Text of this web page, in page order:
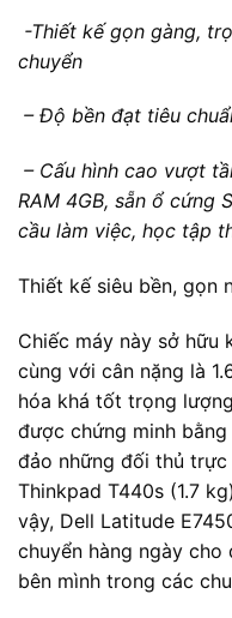
-Thiết kế gọn gàng,
chuyển
– Độ bền đạt tiêu
– Cấu hình cao vượt
RAM 4GB, sẵn ổ cứng
cầu làm việc, học tập
Thiết kế siêu bền, gọn
Chiếc máy này sở
cùng với cân nặng là
hóa khá tốt trọng
được chứng minh
đảo những đối thủ
Thinkpad T440s (1.7
vậy, Dell Latitude
chuyển hàng ngày cho
bên mình trong các